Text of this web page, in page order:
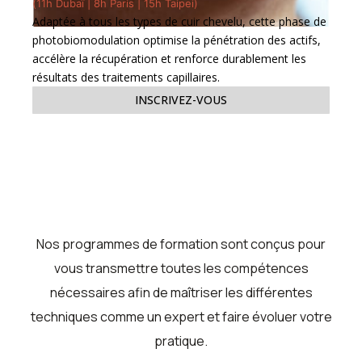
(11h Dubaï | 8h Paris | 15h Taipei)
Adaptée à tous les types de cuir chevelu, cette phase de
photobiomodulation optimise la pénétration des actifs,
accélère la récupération et renforce durablement les
résultats des traitements capillaires.
INSCRIVEZ-VOUS
Nos programmes de formation sont conçus pour
vous transmettre toutes les compétences
nécessaires afin de maîtriser les différentes
techniques comme un expert et faire évoluer votre
pratique.